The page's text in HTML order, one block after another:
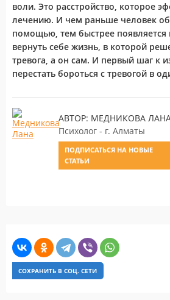
воли. Это расстройство, которое
лечению. И чем раньше человек
помощью, тем быстрее появляется
вернуть себе жизнь, в которой
тревога, а он сам. И первый шаг к
перестать бороться с тревогой в
АВТОР: МЕДНИКОВА
Психолог - г. Алматы
ПОДПИСАТЬСЯ НА НОВЫЕ
СТАТЬИ
СОХРАНИТЬ В СОЦ. СЕТИ